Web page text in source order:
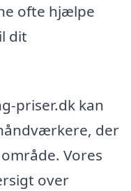
ofte hjælpe
dit
priser.dk kan
der
Vores
over